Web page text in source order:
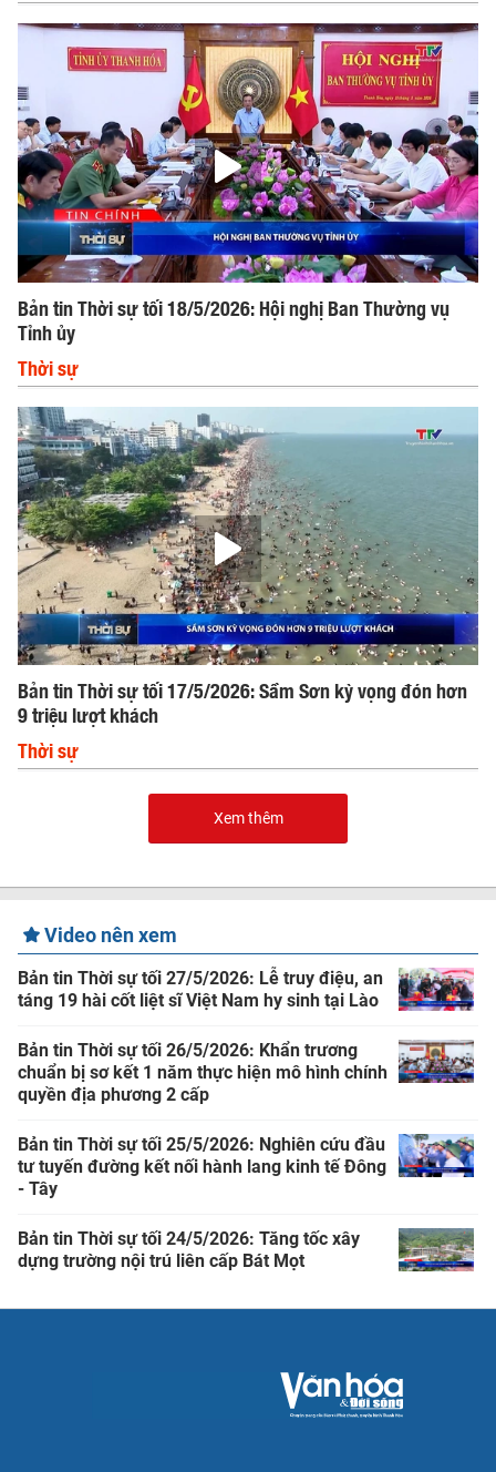
Bản tin Thời sự tối 18/5/2026: Hội nghị Ban Thường vụ
Tỉnh ủy
Thời sự
Bản tin Thời sự tối 17/5/2026: Sầm Sơn kỳ vọng đón hơn
9 triệu lượt khách
Thời sự
Xem thêm
Video nên xem
Bản tin Thời sự tối 27/5/2026: Lễ truy điệu, an
táng 19 hài cốt liệt sĩ Việt Nam hy sinh tại Lào
Bản tin Thời sự tối 26/5/2026: Khẩn trương
chuẩn bị sơ kết 1 năm thực hiện mô hình chính
quyền địa phương 2 cấp
Bản tin Thời sự tối 25/5/2026: Nghiên cứu đầu
tư tuyến đường kết nối hành lang kinh tế Đông
- Tây
Bản tin Thời sự tối 24/5/2026: Tăng tốc xây
dựng trường nội trú liên cấp Bát Mọt